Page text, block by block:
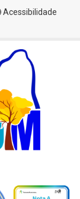
Acessibilidade